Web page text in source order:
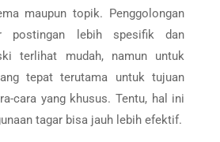
maupun topik. Penggolongan
postingan lebih spesifik dan
terlihat mudah, namun untuk
tepat terutama untuk tujuan
cara yang khusus. Tentu, hal ini
tagar bisa jauh lebih efektif.